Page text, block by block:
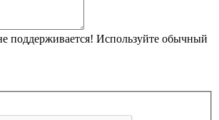
поддерживается! Используйте обычный